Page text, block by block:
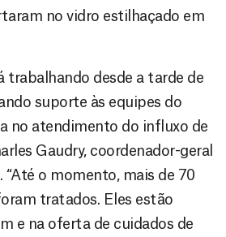
no vidro estilhaçado em
trabalhando desde a tarde de
suporte às equipes do
no atendimento do influxo de
Gaudry, coordenador-geral
“Até o momento, mais de 70
tratados. Eles estão
e na oferta de cuidados de